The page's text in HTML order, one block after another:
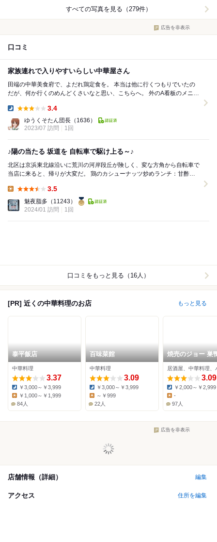
すべての写真を見る（279件）
広告を非表示
口コミ
家族連れで入りやすいらしい中華屋さん
田端の中華美食府で、よだれ鶏定食を。 本当は他に行くつもりでいたの
だが、何か行くのめんどくさいなと思い、こちらへ。 外のA看板のメニュ
3.4
ゆうくそたん団長 （1636）
2023/07 訪問
1回
♪陽の当たる 坂道を 自転車で駆け上る～♪
北区は京浜東北線沿いに荒川の河岸段丘が険しく、変な方角から自転車で
当店に来ると、帰りが大変だ。 鶏のカシューナッツ炒めランチ：甘酢や
3.5
魅夜脂多 （11243）
2024/01 訪問
1回
口コミをもっと見る（16人）
[PR] 近くの中華料理のお店 もっと見る
泰平飯店
中華料理
3.37
Dinner:
￥3,000～￥3,999
Lunch:
￥1,000～￥1,999
84人
百味菜館
中華料理
3.09
Dinner:
￥3,000～￥3,999
Lunch:
～￥999
22人
焼売のジョー 巣
居酒屋、中華料理、
3.09
Dinner:
￥2,000～￥2,999
Lunch:
-
97人
広告を非表示
店舗情報（詳細） 編集
アクセス 住所を編集